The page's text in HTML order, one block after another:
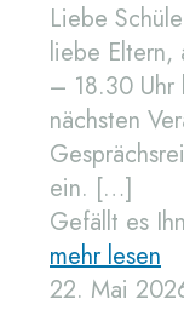
Liebe
liebe Eltern,
– 18.30 Uhr
nächsten
ein. […]
Gefällt es
mehr lesen
22. Mai